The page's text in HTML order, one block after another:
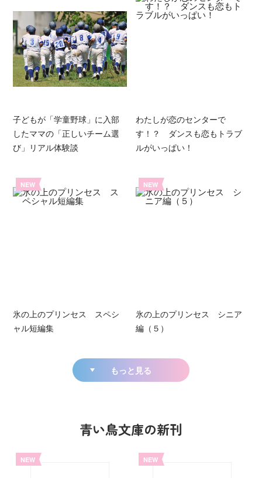
子どもが「学童野球」に入部
したママの「正しいチーム選
び」リアル体験談
わたしが恋のセンターで
す！？ ダンスも恋もトラブ
ルがいっぱい！
NEW
氷の上のプリンセス スペシ
ャル短編集
NEW
氷の上のプリンセス シニア
編（５）
もっと見る
青い鳥文庫の新刊
NEW NEW